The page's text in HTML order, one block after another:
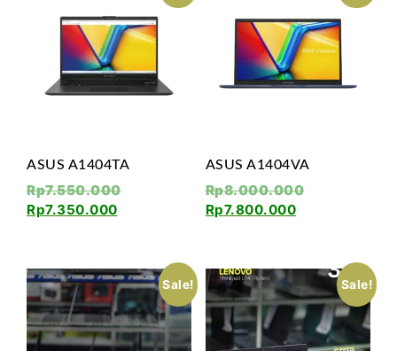
ASUS A1404TA
Rp7.550.000
Rp7.350.000
ASUS A1404VA
Rp8.000.000
Rp7.800.000
Sale! Sale!